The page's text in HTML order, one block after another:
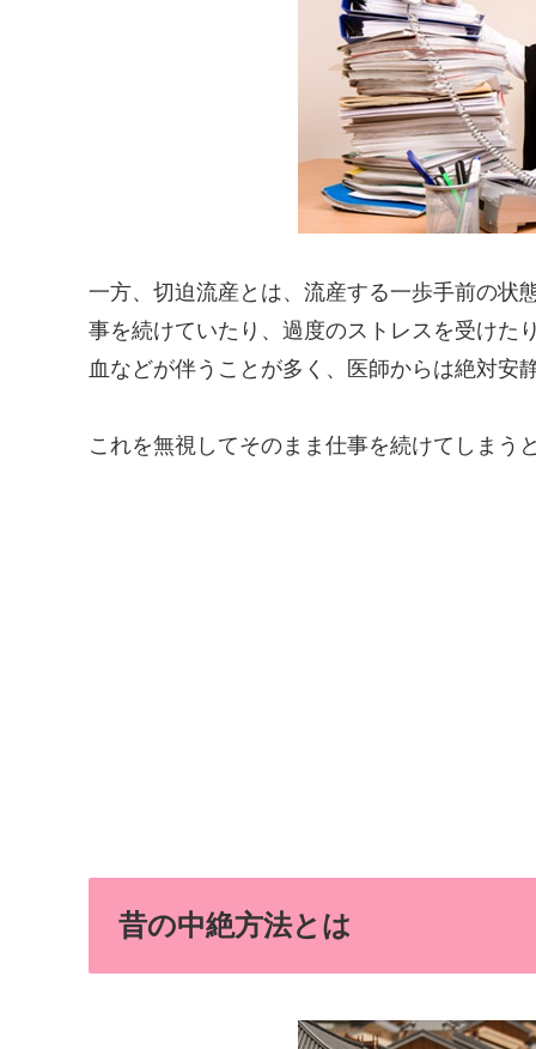
一方、切迫流産とは、流産する一歩手前の状
事を続けていたり、過度のストレスを受けた
血などが伴うことが多く、医師からは絶対安
これを無視してそのまま仕事を続けてしまう
昔の中絶方法とは